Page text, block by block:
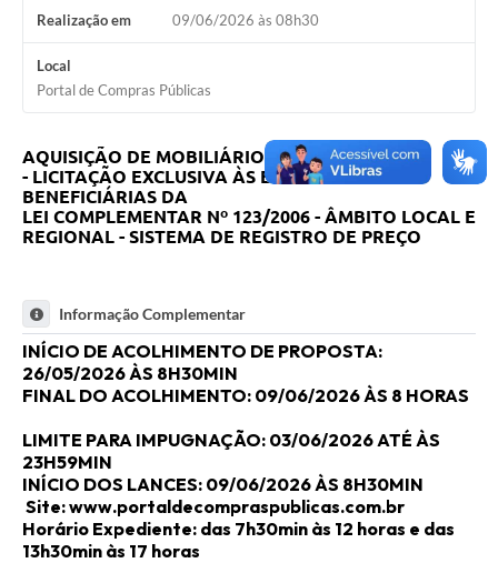
Realização em 09/06/2026 às 08h30
Local
Portal de Compras Públicas
AQUISIÇÃO DE MOBILIÁRIO ADMINISTRATIVO
- LICITAÇÃO EXCLUSIVA ÀS EMPRESAS
BENEFICIÁRIAS DA
LEI COMPLEMENTAR Nº 123/2006 - ÂMBITO LOCAL E
REGIONAL - SISTEMA DE REGISTRO DE PREÇO
Informação Complementar
INÍCIO DE ACOLHIMENTO DE PROPOSTA:
26/05/2026 ÀS 8H30MIN
FINAL DO ACOLHIMENTO: 09/06/2026 ÀS 8 HORAS
LIMITE PARA IMPUGNAÇÃO: 03/06/2026 ATÉ ÀS
23H59MIN
INÍCIO DOS LANCES: 09/06/2026 ÀS 8H30MIN
Site: www.portaldecompraspublicas.com.br
Horário Expediente: das 7h30min às 12 horas e das
13h30min às 17 horas